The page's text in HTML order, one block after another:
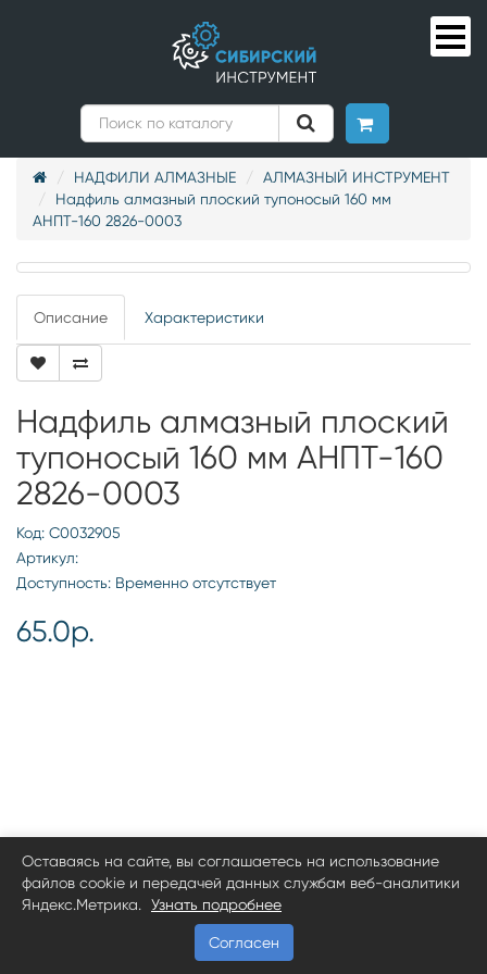
НАДФИЛИ АЛМАЗНЫЕ
АЛМАЗНЫЙ ИНСТРУМЕНТ
Надфиль алмазный плоский тупоносый 160 мм
АНПТ-160 2826-0003
Описание Характеристики
Надфиль алмазный плоский
тупоносый 160 мм АНПТ-160
2826-0003
Код: С0032905
Артикул:
Доступность: Временно отсутствует
65.0р.
Оставаясь на сайте, вы соглашаетесь на использование
файлов cookie и передачей данных службам веб-аналитики
Яндекс.Метрика.
Узнать подробнее
Согласен